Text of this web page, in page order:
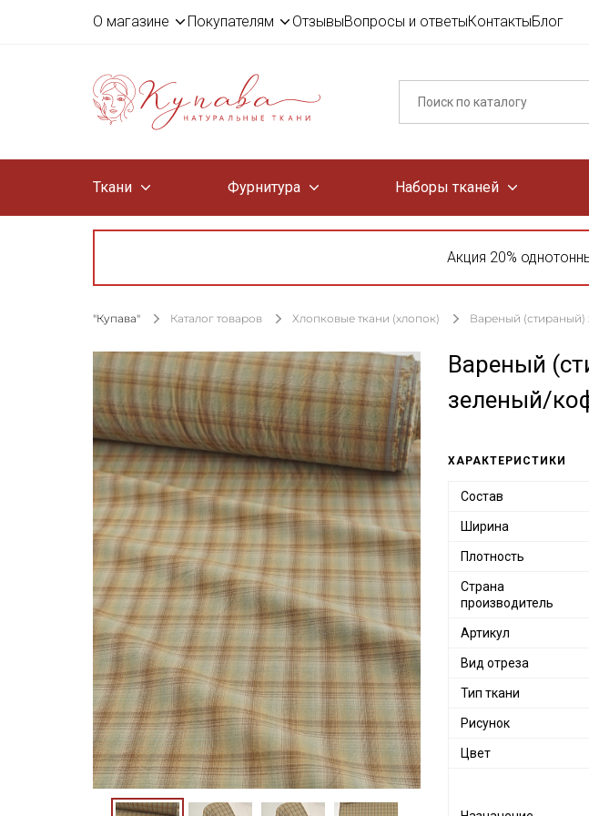
О магазине Покупателям ОтзывыВопросы и ответыКонтактыБлог
Ткани Фурнитура Наборы тканей
Акция 20%
"Купава" Каталог товаров Хлопковые ткани (хлопок) Вареный (стираный)
Вареный
зеленый/
ХАРАКТЕРИСТИКИ
Состав
Ширина
Плотность
Страна
производитель
Артикул
Вид отреза
Тип ткани
Рисунок
Цвет